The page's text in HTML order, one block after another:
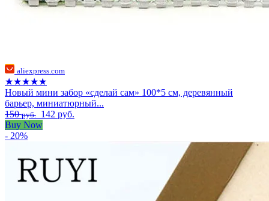
aliexpress.com
★★★★★
Новый мини забор «сделай сам» 100*5 см, деревянный
барьер, миниатюрный...
150руб. 142 руб.
Buy Now
- 20%